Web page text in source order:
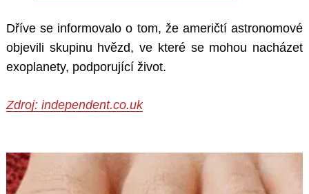
Dříve se informovalo o tom, že američtí astronomové
objevili skupinu hvězd, ve které se mohou nacházet
exoplanety, podporující život.
Zdroj: independent.co.uk